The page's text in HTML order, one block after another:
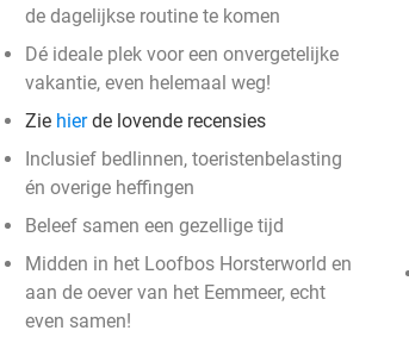
de dagelijkse routine te komen
Dé ideale plek voor een onvergetelijke
vakantie, even helemaal weg!
Zie hierde lovende recensies
Inclusief bedlinnen, toeristenbelasting
én overige heffingen
Beleef samen een gezellige tijd
Midden in het Loofbos Horsterworld en
aan de oever van het Eemmeer, echt
even samen!